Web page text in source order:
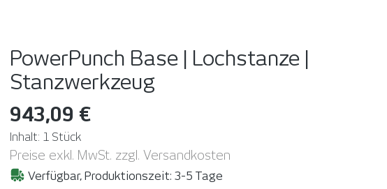
PowerPunch Base | Lochstanze |
Stanzwerkzeug
943,09 €
Inhalt: 1 Stück
Preise exkl. MwSt. zzgl. Versandkosten
Verfügbar, Produktionszeit: 3-5 Tage